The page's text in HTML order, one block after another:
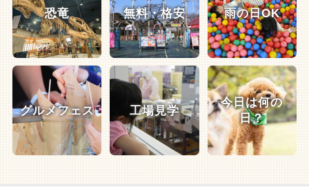
恐竜 無料・格安 雨の日OK
グルメフェス 工場見学
今日は何の
日？